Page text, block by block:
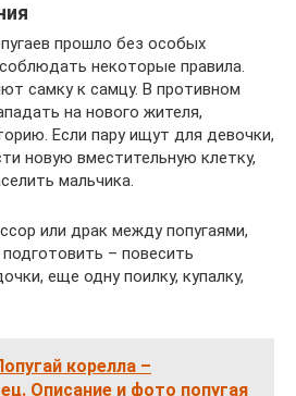
прошло без особых
некоторые правила.
самку к самцу. В противном
на нового жителя,
Если пару ищут для девочки,
новую вместительную клетку,
мальчика.
или драк между попугаями,
– повесить
еще одну поилку, купалку,
корелла –
Описание и фото попугая